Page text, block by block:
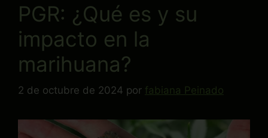
PGR: ¿Qué es y su
impacto en la
marihuana?
2 de octubre de 2024 por fabiana Peinado